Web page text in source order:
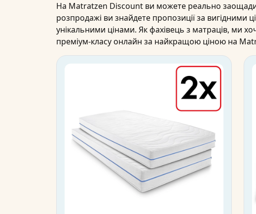
На Matratzen Discount ви можете реально
розпродажі ви знайдете пропозиціїза вигідними
унікальними цінами. Як фахівець з матраців, ми
преміум-класуонлайн за найкращою ціною на